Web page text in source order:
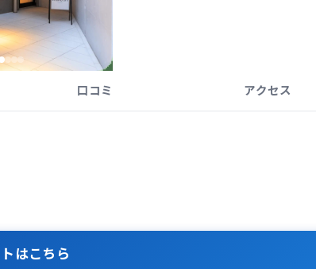
口コミ アクセス
はこちら